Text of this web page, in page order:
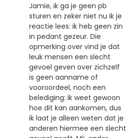
Jamie, ik ga je geen pb
sturen en zeker niet nu ik je
reactie lees: ik heb geen zin
in pedant gezeur. Die
opmerking over vind je dat
leuk mensen een slecht
gevoel geven over zichzelf
is geen aanname of
vooroordeel, noch een
belediging: ik weet gewoon
hoe dit kan aankomen, dus
ik laat je alleen weten dat je
anderen hiermee een slecht